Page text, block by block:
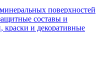
поверхностей
составы и
краски и декоративные